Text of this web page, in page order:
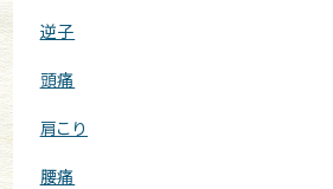
逆子
頭痛
肩こり
腰痛